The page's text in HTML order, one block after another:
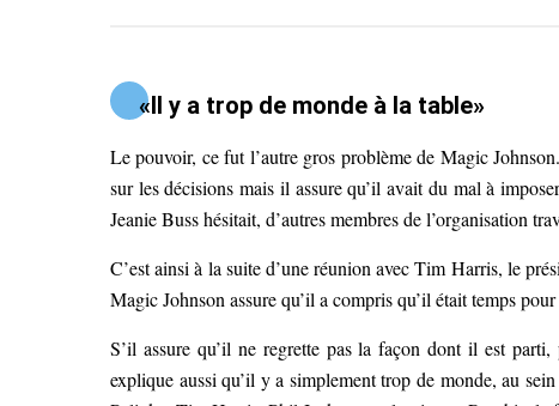
«Il y a trop de monde à la table»
Le pouvoir, ce fut l’autre gros problème de Magic
sur les décisions mais il assure qu’il avait du mal à
Jeanie Buss hésitait, d’autres membres de l’organisation
C’est ainsi à la suite d’une réunion avec Tim Harris, le
Magic Johnson assure qu’il a compris qu’il était temps pour
S’il assure qu’il ne regrette pas la façon dont il est
explique aussi qu’il y a simplement trop de monde, au